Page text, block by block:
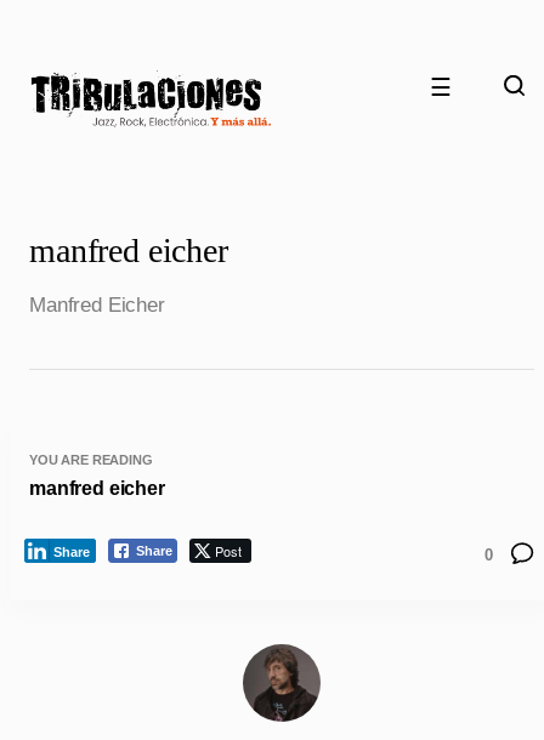
☰
manfred eicher
Manfred Eicher
YOU ARE READING
manfred eicher
Share Post
Share 0